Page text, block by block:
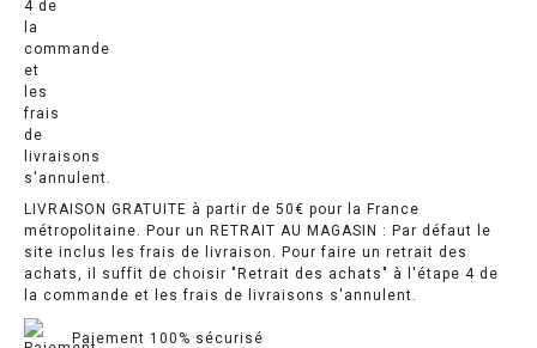
LIVRAISON GRATUITE à partir de 50€ pour la France
métropolitaine. Pour un RETRAIT AU MAGASIN : Par défaut le
site inclus les frais de livraison. Pour faire un retrait des
achats, il suffit de choisir "Retrait des achats" à l'étape 4 de
la commande et les frais de livraisons s'annulent.
Paiement 100% sécurisé